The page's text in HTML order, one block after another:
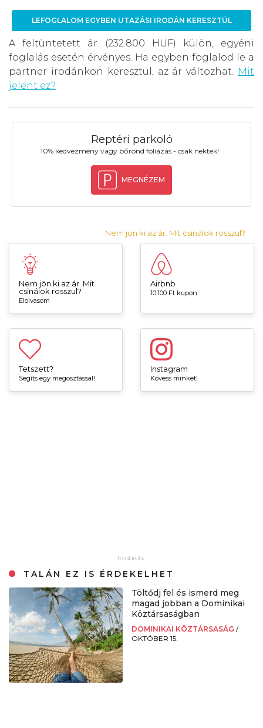
LEFOGLALOM EGYBEN UTAZÁSI IRODÁN KERESZTÜL
A feltüntetett ár (232.800 HUF) külön, egyéni
foglalás esetén érvényes. Ha egyben foglalod le a
partner irodánkon keresztül, az ár változhat. Mit
jelent ez?
Reptéri parkoló
10% kedvezmény vagy bőrönd fóliázás - csak nektek!
MEGNÉZEM
Nem jön ki az ár. Mit csinálok rosszul?
Nem jön ki az ár. Mit
csinálok rosszul?
Elolvasom
Airbnb
10.100 Ft kupon
Tetszett?
Segíts egy megosztással!
Instagram
Kövess minket!
TALÁN EZ IS ÉRDEKELHET
Töltődj fel és ismerd meg
magad jobban a Dominikai
Köztársaságban
DOMINIKAI KÖZTÁRSASÁG /
OKTÓBER 15.